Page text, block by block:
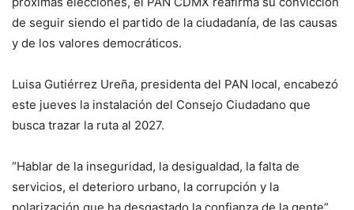
de seguir siendo el partido de la ciudadanía, de las causas
y de los valores democráticos.
Luisa Gutiérrez Ureña, presidenta del PAN local, encabezó
este jueves la instalación del Consejo Ciudadano que
busca trazar la ruta al 2027.
“Hablar de la inseguridad, la desigualdad, la falta de
servicios, el deterioro urbano, la corrupción y la
polarización que ha desgastado la confianza de la gente”.